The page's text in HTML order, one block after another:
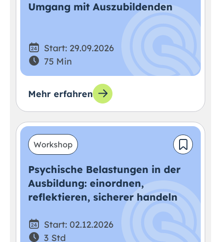
Umgang mit Auszubildenden
Start: 29.09.2026
75 Min
Mehr erfahren
Workshop
Psychische Belastungen in der
Ausbildung: einordnen,
reflektieren, sicherer handeln
Start: 02.12.2026
3 Std